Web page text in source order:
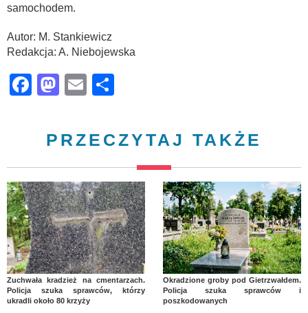
samochodem.
Autor: M. Stankiewicz
Redakcja: A. Niebojewska
Facebook
Mastodon
Email
PRZECZYTAJ TAKŻE
Zuchwała kradzież na cmentarzach.
Policja szuka sprawców, którzy
ukradli około 80 krzyży
Okradzione groby pod Gietrzwałdem.
Policja szuka sprawców i
poszkodowanych